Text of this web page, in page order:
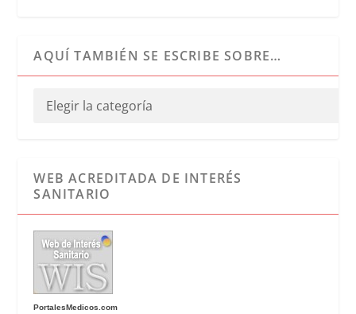
AQUÍ TAMBIÉN SE ESCRIBE SOBRE…
WEB ACREDITADA DE INTERÉS
SANITARIO
PortalesMedicos.com